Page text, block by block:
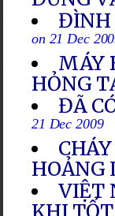
ĐÌNH
on 21 Dec
MÁY
HỎNG
ĐÃ
21 Dec 2009
HOẢNG
VIỆT